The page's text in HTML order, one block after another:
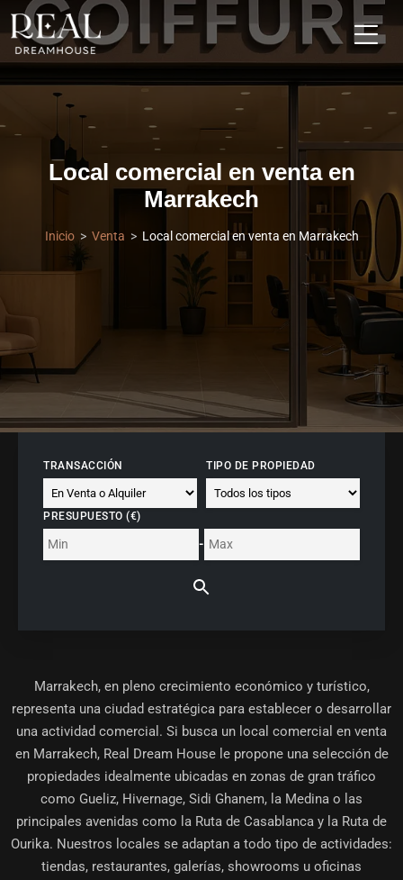
Local comercial en venta en
Marrakech
Inicio Venta Local comercial en venta en Marrakech
TRANSACCIÓN TIPO DE PROPIEDAD
PRESUPUESTO (€)
-
Marrakech, en pleno crecimiento económico y turístico,
representa una ciudad estratégica para establecer o desarrollar
una actividad comercial. Si busca un local comercial en venta
en Marrakech, Real Dream House le propone una selección de
propiedades idealmente ubicadas en zonas de gran tráfico
como Gueliz, Hivernage, Sidi Ghanem, la Medina o las
principales avenidas como la Ruta de Casablanca y la Ruta de
Ourika. Nuestros locales se adaptan a todo tipo de actividades:
tiendas, restaurantes, galerías, showrooms u oficinas